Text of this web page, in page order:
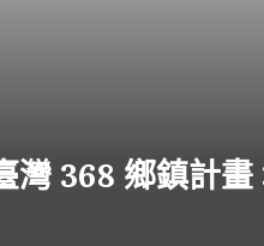
灣 368 鄉鎮計畫